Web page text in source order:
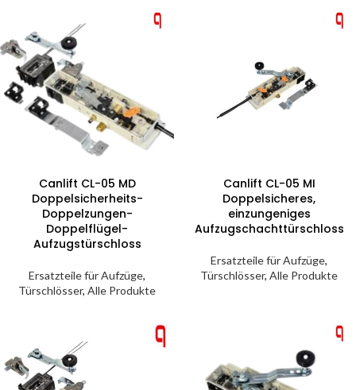
Canlift CL-05 MD
Doppelsicherheits-
Doppelzungen-
Doppelflügel-
Aufzugstürschloss
Ersatzteile für Aufzüge,
Türschlösser, Alle Produkte
Canlift CL-05 MI
Doppelsicheres,
einzungeniges
Aufzugschachttürschloss
Ersatzteile für Aufzüge,
Türschlösser, Alle Produkte